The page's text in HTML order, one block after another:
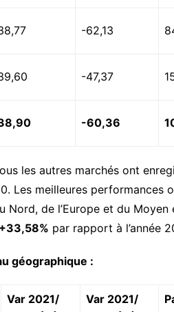
-62,13
-47,37
-60,36
les autres marchés ont
Les meilleures performances
Nord, de l’Europe et du Moyen
par rapport à l’année
géographique :
Var 2021/
Var 2021/